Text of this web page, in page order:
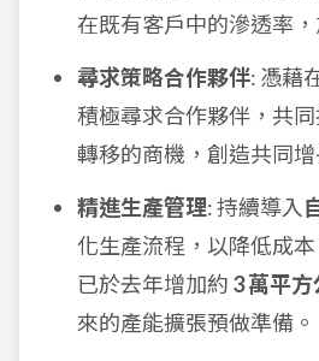
在既有客戶中的滲透率
尋求策略合作夥伴: 憑藉
積極尋求合作夥伴，共
轉移的商機，創造共同增
精進生產管理: 持續導入
化生產流程，以降低成
已於去年增加約 3 萬平方
來的產能擴張預做準備。